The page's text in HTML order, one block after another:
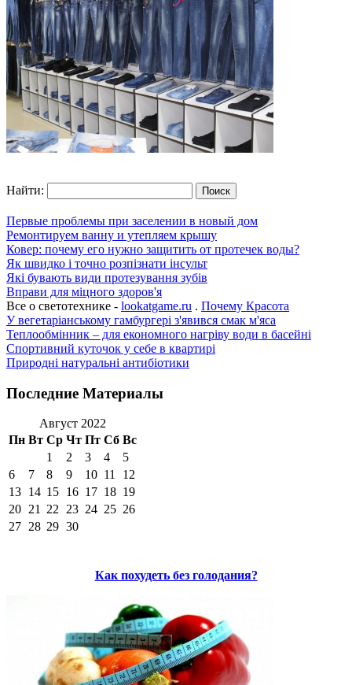
Найти:
Первые проблемы при заселении в новый дом
Ремонтируем ванну и утепляем крышу
Ковер: почему его нужно защитить от протечек воды?
Як швидко і точно розпізнати інсульт
Які бувають види протезування зубів
Вправи для міцного здоров'я
Все о светотехнике - lookatgame.ru . Почему Красота
У вегетаріанському гамбургері з'явився смак м'яса
Теплообмінник – для економного нагріву води в басейні
Спортивний куточок у себе в квартирі
Природні натуральні антибіотики
Последние Материалы
Август 2022
Пн Вт Ср Чт Пт Сб Вс
1
2 3 4
5
6
7 8 9 10 11
12
13 14 15 16 17 18 19
20 21 22 23 24 25 26
27 28 29 30
Как похудеть без голодания?